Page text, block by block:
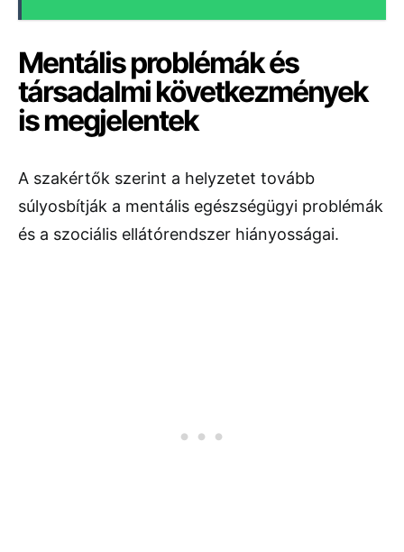
Mentális problémák és
társadalmi következmények
is megjelentek
A szakértők szerint a helyzetet tovább
súlyosbítják a mentális egészségügyi problémák
és a szociális ellátórendszer hiányosságai.